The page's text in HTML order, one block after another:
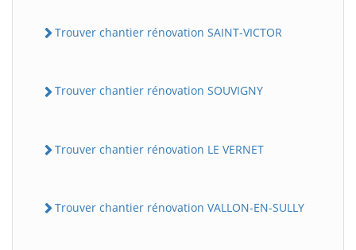
Trouver chantier rénovation SAINT-VICTOR
Trouver chantier rénovation SOUVIGNY
Trouver chantier rénovation LE VERNET
Trouver chantier rénovation VALLON-EN-SULLY